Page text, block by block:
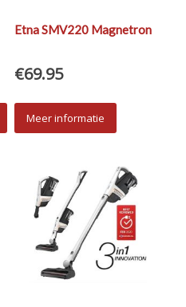
Etna SMV220 Magnetron
€69.95
Meer informatie